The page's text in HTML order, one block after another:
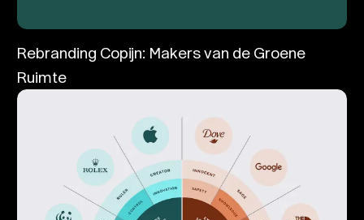
Rebranding Copijn: Makers van de Groene
Ruimte